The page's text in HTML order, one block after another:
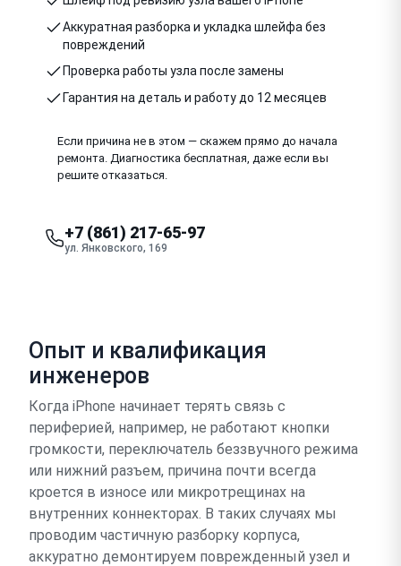
Аккуратная разборка и укладка шлейфа без
повреждений
Проверка работы узла после замены
Гарантия на деталь и работу до 12 месяцев
Если причина не в этом — скажем прямо до начала
ремонта. Диагностика бесплатная, даже если вы
решите отказаться.
+7 (861) 217-65-97
ул. Янковского, 169
Опыт и квалификация
инженеров
Когда iPhone начинает терять связь с
периферией, например, не работают кнопки
громкости, переключатель беззвучного режима
или нижний разъем, причина почти всегда
кроется в износе или микротрещинах на
внутренних коннекторах. В таких случаях мы
проводим частичную разборку корпуса,
аккуратно демонтируем поврежденный узел и